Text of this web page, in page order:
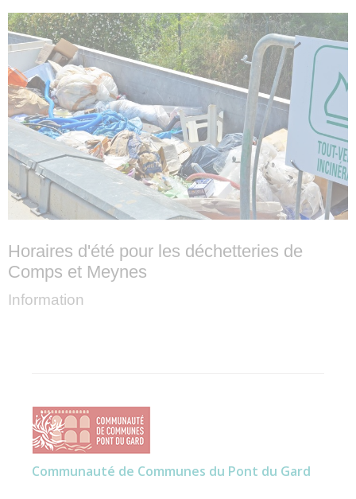
Horaires d'été pour les déchetteries de
Comps et Meynes
Information
Communauté de Communes du Pont du Gard